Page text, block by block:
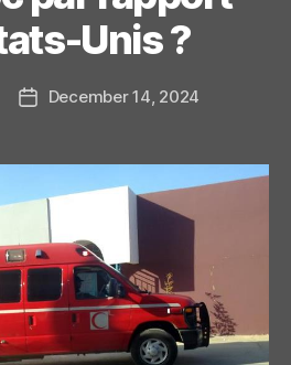
Unis ?
PostDecember 14, 2024